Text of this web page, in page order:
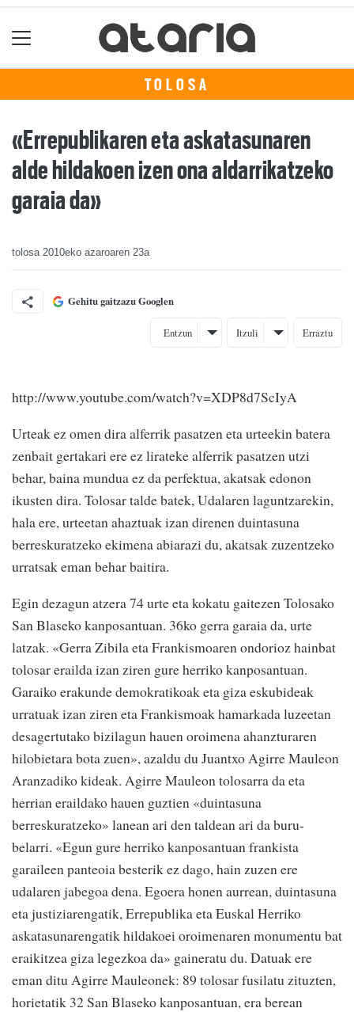
TOLOSA
«Errepublikaren eta askatasunaren
alde hildakoen izen ona aldarrikatzeko
garaia da»
tolosa 2010eko azaroaren 23a
Gehitu gaitzazu Googlen
Entzun Itzuli Erraztu
http://www.youtube.com/watch?v=XDP8d7ScIyA
Urteak ez omen dira alferrik pasatzen eta urteekin batera
zenbait gertakari ere ez lirateke alferrik pasatzen utzi
behar, baina mundua ez da perfektua, akatsak edonon
ikusten dira. Tolosar talde batek, Udalaren laguntzarekin,
hala ere, urteetan ahaztuak izan direnen duintasuna
berreskuratzeko ekimena abiarazi du, akatsak zuzentzeko
urratsak eman behar baitira.
Egin dezagun atzera 74 urte eta kokatu gaitezen Tolosako
San Blaseko kanposantuan. 36ko gerra garaia da, urte
latzak. «Gerra Zibila eta Frankismoaren ondorioz hainbat
tolosar erailda izan ziren gure herriko kanposantuan.
Garaiko erakunde demokratikoak eta giza eskubideak
urratuak izan ziren eta Frankismoak hamarkada luzeetan
desagertutako bizilagun hauen oroimena ahanzturaren
hilobietara bota zuen», azaldu du Juantxo Agirre Mauleon
Aranzadiko kideak. Agirre Mauleon tolosarra da eta
herrian eraildako hauen guztien «duintasuna
berreskuratzeko» lanean ari den taldean ari da buru-
belarri. «Egun gure herriko kanposantuan frankista
garaileen panteoia besterik ez dago, hain zuzen ere
udalaren jabegoa dena. Egoera honen aurrean, duintasuna
eta justiziarengatik, Errepublika eta Euskal Herriko
askatasunarengatik hildakoei oroimenaren monumentu bat
eraikitzea giza legezkoa da» gaineratu du. Datuak ere
eman ditu Agirre Mauleonek: 89 tolosar fusilatu zituzten,
horietatik 32 San Blaseko kanposantuan, era berean